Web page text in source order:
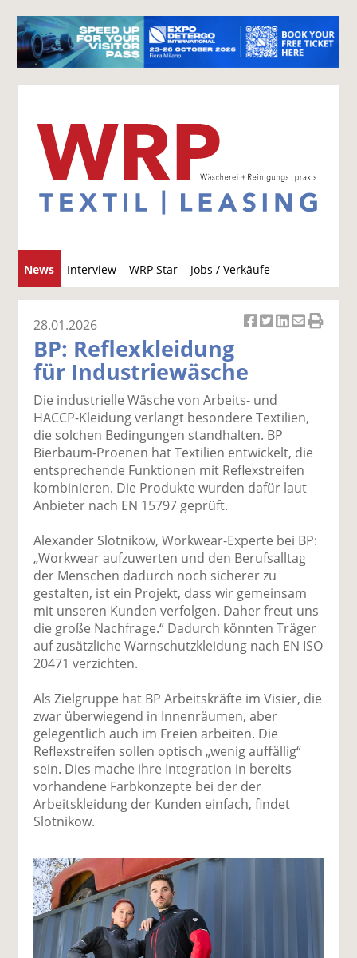
News Interview WRP Star Jobs / Verkäufe
u
c
k
a
uf
F
ac
e
b
k
te
il
e
n
t
wi
tt
er
n
el
a
uf
Li
n
k
e
n
te
il
e
n
er
m
ai
l
er
se
n
e
n
ru
e
28.01.2026
BP: Reflexkleidung
für Industriewäsche
Die industrielle Wäsche von Arbeits- und
HACCP-Kleidung verlangt besondere Textilien,
die solchen Bedingungen standhalten. BP
Bierbaum-Proenen hat Textilien entwickelt, die
entsprechende Funktionen mit Reflexstreifen
kombinieren. Die Produkte wurden dafür laut
Anbieter nach EN 15797 geprüft.
Alexander Slotnikow, Workwear-Experte bei BP:
„Workwear aufzuwerten und den Berufsalltag
der Menschen dadurch noch sicherer zu
gestalten, ist ein Projekt, dass wir gemeinsam
mit unseren Kunden verfolgen. Daher freut uns
die große Nachfrage.“ Dadurch könnten Träger
auf zusätzliche Warnschutzkleidung nach EN ISO
20471 verzichten.
Als Zielgruppe hat BP Arbeitskräfte im Visier, die
zwar überwiegend in Innenräumen, aber
gelegentlich auch im Freien arbeiten. Die
Reflexstreifen sollen optisch „wenig auffällig“
sein. Dies mache ihre Integration in bereits
vorhandene Farbkonzepte bei der der
Arbeitskleidung der Kunden einfach, findet
Slotnikow.